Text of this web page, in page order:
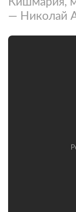
— Николай